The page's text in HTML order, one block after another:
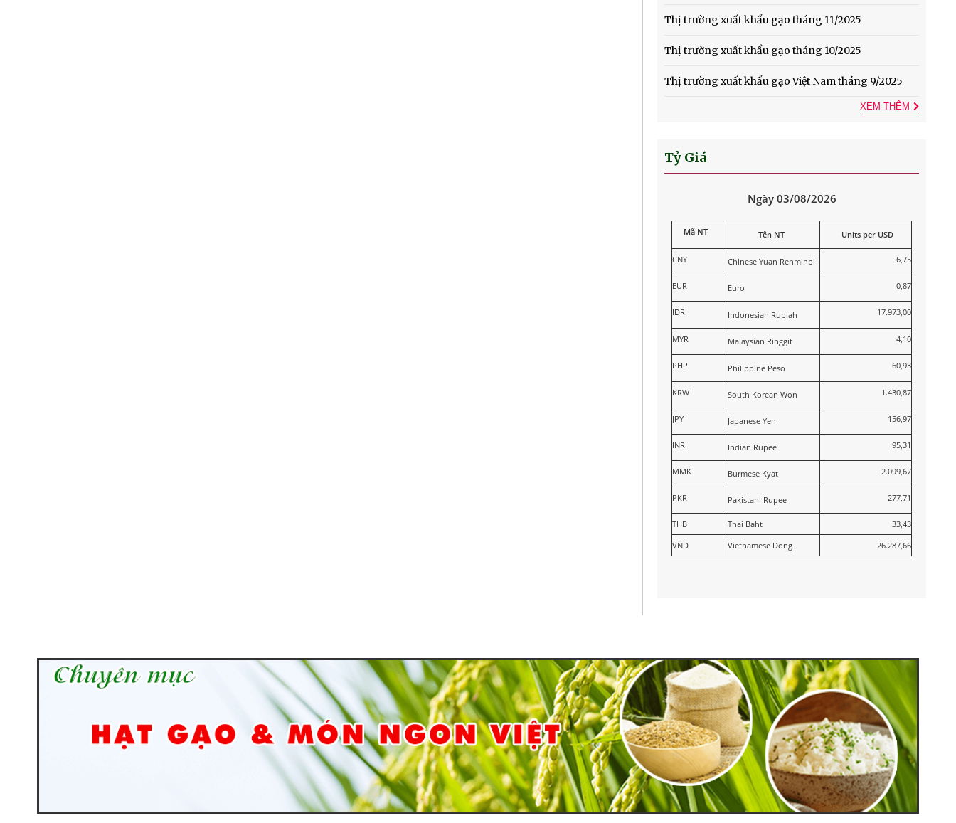
Thị trường xuất khẩu gạo tháng 11/2025
Thị trường xuất khẩu gạo tháng 10/2025
Thị trường xuất khẩu gạo Việt Nam tháng 9/2025
XEM THÊM
Tỷ Giá
Ngày 03/08/2026
Mã NT Tên NT Units per USD
CNY Chinese Yuan Renminbi 6,75
EUR Euro 0,87
IDR Indonesian Rupiah 17.973,00
MYR Malaysian Ringgit 4,10
PHP Philippine Peso 60,93
KRW South Korean Won 1.430,87
JPY Japanese Yen 156,97
INR Indian Rupee 95,31
MMK Burmese Kyat 2.099,67
PKR Pakistani Rupee 277,71
THB Thai Baht
33,43
VND
Vietnamese Dong 26.287,66